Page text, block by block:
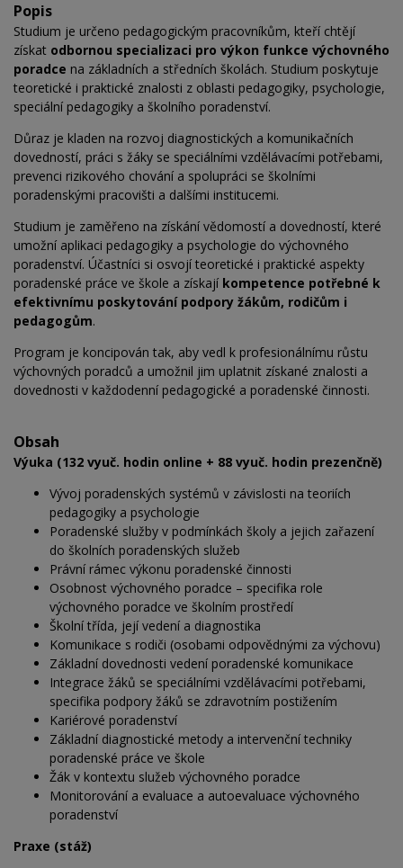
Popis
Studium je určeno pedagogickým pracovníkům, kteří chtějí
získat odbornou specializaci pro výkon funkce výchovného
poradce na základních a středních školách. Studium poskytuje
teoretické i praktické znalosti z oblasti pedagogiky, psychologie,
speciální pedagogiky a školního poradenství.
Důraz je kladen na rozvoj diagnostických a komunikačních
dovedností, práci s žáky se speciálními vzdělávacími potřebami,
prevenci rizikového chování a spolupráci se školními
poradenskými pracovišti a dalšími institucemi.
Studium je zaměřeno na získání vědomostí a dovedností, které
umožní aplikaci pedagogiky a psychologie do výchovného
poradenství. Účastníci si osvojí teoretické i praktické aspekty
poradenské práce ve škole a získají kompetence potřebné k
efektivnímu poskytování podpory žákům, rodičům i
pedagogům.
Program je koncipován tak, aby vedl k profesionálnímu růstu
výchovných poradců a umožnil jim uplatnit získané znalosti a
dovednosti v každodenní pedagogické a poradenské činnosti.
Obsah
Výuka (132 vyuč. hodin online + 88 vyuč. hodin prezenčně)
Vývoj poradenských systémů v závislosti na teoriích
pedagogiky a psychologie
Poradenské služby v podmínkách školy a jejich zařazení
do školních poradenských služeb
Právní rámec výkonu poradenské činnosti
Osobnost výchovného poradce – specifika role
výchovného poradce ve školním prostředí
Školní třída, její vedení a diagnostika
Komunikace s rodiči (osobami odpovědnými za výchovu)
Základní dovednosti vedení poradenské komunikace
Integrace žáků se speciálními vzdělávacími potřebami,
specifika podpory žáků se zdravotním postižením
Kariérové poradenství
Základní diagnostické metody a intervenční techniky
poradenské práce ve škole
Žák v kontextu služeb výchovného poradce
Monitorování a evaluace a autoevaluace výchovného
poradenství
Praxe (stáž)